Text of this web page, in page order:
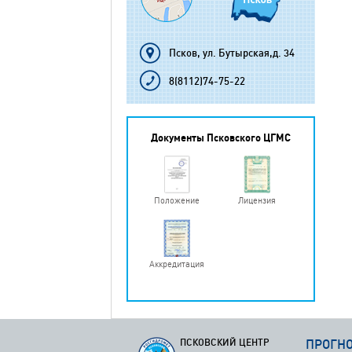
Псков, ул. Бутырская,д. 34
8(8112)74-75-22
Документы Псковского ЦГМС
Положение Лицензия
Аккредитация
ПСКОВСКИЙ ЦЕНТР